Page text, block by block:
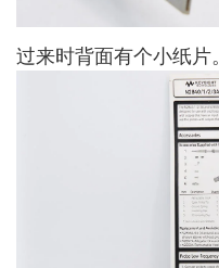
过来时背面有个小纸片。